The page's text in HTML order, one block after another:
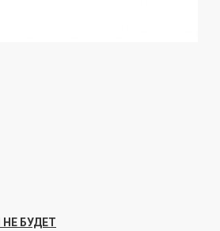
БУДЕТ